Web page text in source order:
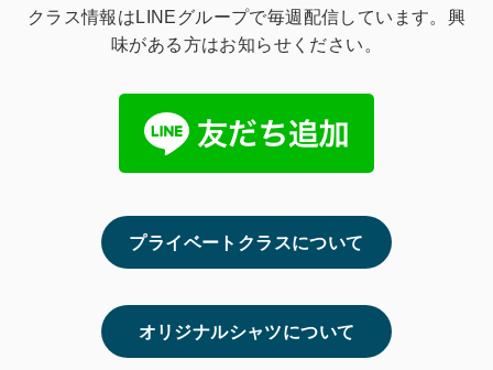
クラス情報はLINEグループで毎週配信しています。興
味がある方はお知らせください。
プライベートクラスについて
オリジナルシャツについて